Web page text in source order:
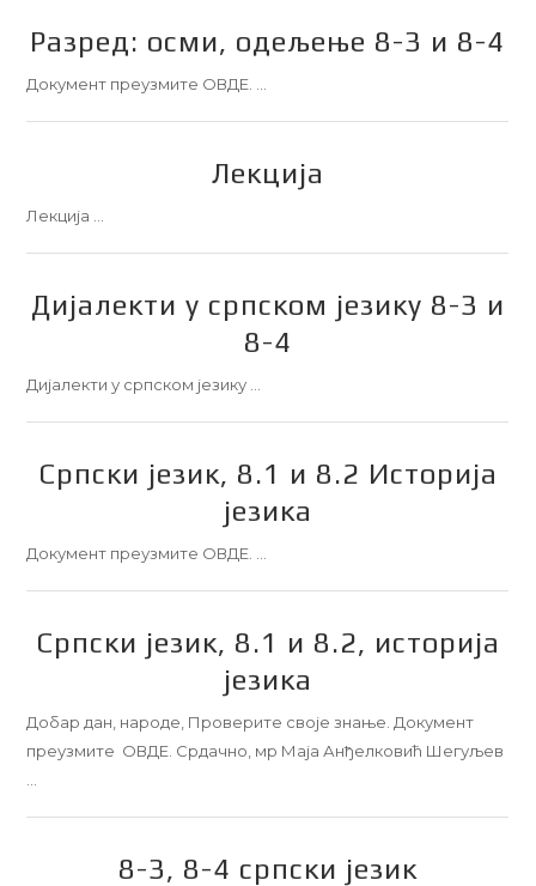
Разред: осми, одељење 8-3 и 8-4
Документ преузмите ОВДЕ. …
Лекција
Лекција …
Дијалекти у српском језику 8-3 и
8-4
Дијалекти у српском језику …
Српски језик, 8.1 и 8.2 Историја
језика
Документ преузмите ОВДЕ. …
Српски језик, 8.1 и 8.2, историја
језика
Добар дан, народе, Проверите своје знање. Документ
преузмите ОВДЕ. Срдачно, мр Маја Анђелковић Шегуљев
8-3, 8-4 српски језик